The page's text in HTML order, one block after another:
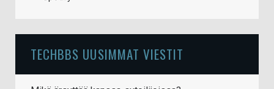
TECHBBS UUSIMMAT VIESTIT